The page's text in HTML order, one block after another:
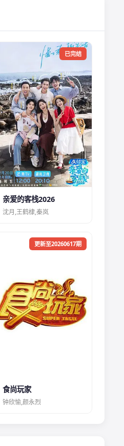
已完结
亲爱的客栈2026
沈月,王鹤棣,秦岚
更新至20260617期
食尚玩家
钟欣愉,颜永烈